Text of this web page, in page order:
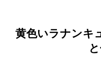
黄色いラナンキ